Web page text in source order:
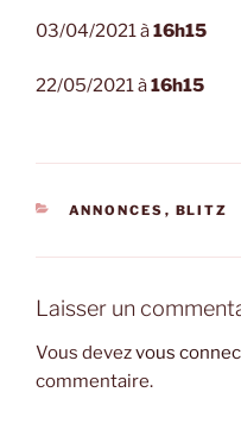
03/04/2021 à16h15
22/05/2021 à16h15
CATÉGORIES
ANNONCES , BLITZ
Laisser un
Vous devezvous
commentaire.